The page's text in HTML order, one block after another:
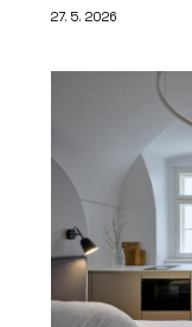
27. 5. 2026